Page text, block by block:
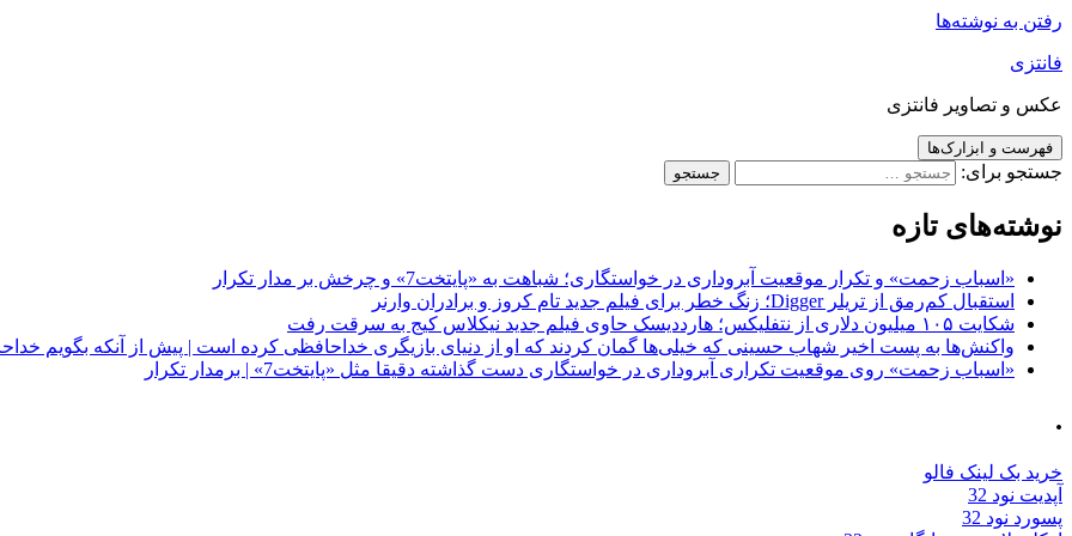
رفتن به نوشته‌ها
فانتزی
عکس و تصاویر فانتزی
فهرست و ابزارک‌ها
جستجو برای:
نوشته‌های تازه
«اسباب زحمت» و تکرار موقعیت آبروداری در خواستگاری؛ شباهت به «پایتخت7» و چرخش بر مدار تکرار
استقبال کم‌رمق از تریلر Digger؛ زنگ خطر برای فیلم جدید تام کروز و برادران وارنر
شکایت ۱۰۵ میلیون دلاری از نتفلیکس؛ هارددیسک حاوی فیلم جدید نیکلاس کیج به سرقت رفت
واکنش‌ها به پست اخیر شهاب حسینی که خیلی‌ها گمان کردند که او از دنیای بازیگری خداحافظی کرده است | پیش از آنکه بگویم
«اسباب زحمت» روی موقعیت تکراری آبروداری در خواستگاری دست گذاشته دقیقا مثل «پایتخت7» | برمدار تکرار
.
خرید بک لینک فالو
آپدیت نود 32
پسورد نود 32